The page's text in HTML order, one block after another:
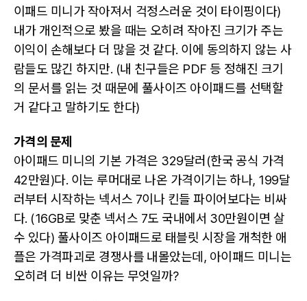
이패드 미니가 작아져서 걱정스러운 것이 타이핑이다)
내가 개인적으로 봤을 때는 오히려 작아진 크기가 주는
이익이 손해보다 더 많을 것 같다. 이에 동의하지 않는 사
람들도 많긴 하지만. (내 친구들은 PDF 등 정해진 크기
의 문서를 읽는 것 때문에 풀사이즈 아이패드를 선택할
거 같다고 말하기도 한다)
가격의 문제
아이패드 미니의 기본 가격은 329달러(한국 공식 가격
42만원)다. 이는 루머대로 나온 가격이기는 하나, 199달
러부터 시작하는 넥서스 7이나 킨들 파이어보다는 비싸
다. (16GB로 맞춘 넥서스 7도 국내에서 30만원이면 살
수 있다) 풀사이즈 아이패드로 태블릿 시장을 개척한 애
플은 가격파괴로 경쟁사를 내몰았는데, 아이패드 미니는
오히려 더 비싼 이유는 무엇일까?